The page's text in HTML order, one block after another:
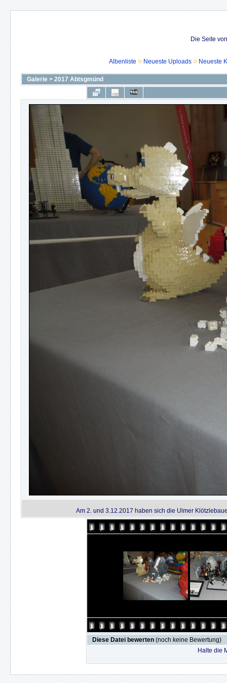
Die Seite
Albenliste Neueste Uploads Neueste
Galerie > 2017 Abtsgmünd
Am 2. und 3.12.2017 haben sich die Ulmer
Diese Datei bewerten (noch keine Bewertung)
Halte die